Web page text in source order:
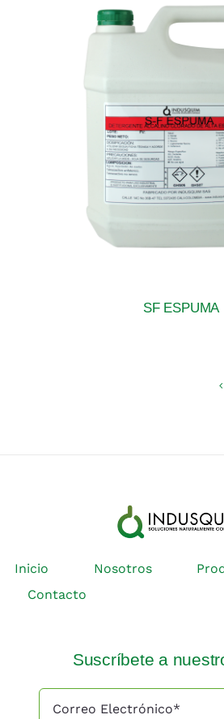
SF ESPUMA
Inicio Nosotros
Contacto
Suscríbete a